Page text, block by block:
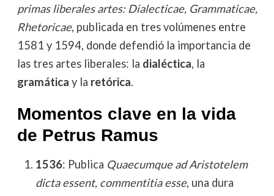
primas liberales artes: Dialecticae, Grammaticae,
Rhetoricae, publicada en tres volúmenes entre
1581 y 1594, donde defendió la importancia de
las tres artes liberales: la dialéctica, la
gramática y la retórica.
Momentos clave en la vida
de Petrus Ramus
1536: Publica Quaecumque ad Aristotelem
dicta essent, commentitia esse, una dura